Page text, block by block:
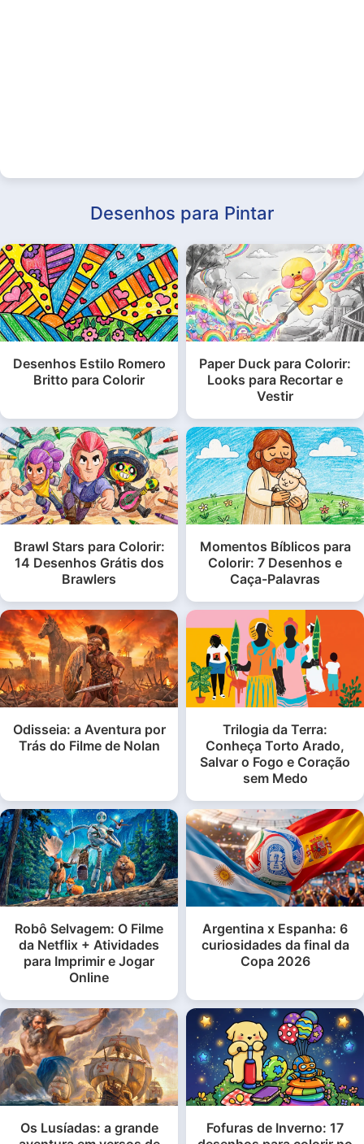
Desenhos para Pintar
Desenhos Estilo Romero
Britto para Colorir
Paper Duck para Colorir:
Looks para Recortar e
Vestir
Brawl Stars para Colorir:
14 Desenhos Grátis dos
Brawlers
Momentos Bíblicos para
Colorir: 7 Desenhos e
Caça-Palavras
Odisseia: a Aventura por
Trás do Filme de Nolan
Trilogia da Terra:
Conheça Torto Arado,
Salvar o Fogo e Coração
sem Medo
Robô Selvagem: O Filme
da Netflix + Atividades
para Imprimir e Jogar
Online
Argentina x Espanha: 6
curiosidades da final da
Copa 2026
Os Lusíadas: a grande
Fofuras de Inverno: 17